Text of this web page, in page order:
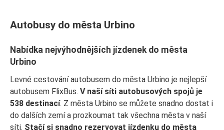
Autobusy do města Urbino
Nabídka nejvýhodnějších jízdenek do města
Urbino
Levné cestování autobusem do města Urbino je nejlepší
autobusem FlixBus. V naší síti autobusových spojů je
538 destinací. Z města Urbino se můžete snadno dostat i
do dalších zemí a prozkoumat tak všechna města v naší
síti. Stačí si snadno rezervovat jízdenku do města